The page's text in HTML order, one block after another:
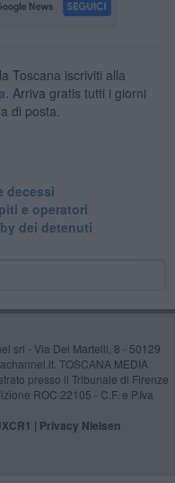
Toscana iscriviti alla
Arriva gratis tutti i giorni
di posta.
decessi
e operatori
dei detenuti
srl - Via Dei Martelli, 8 - 50129
TOSCANA MEDIA
presso il Tribunale di Firenze
ROC 22105 - C.F. e P.Iva
| Privacy Nielsen